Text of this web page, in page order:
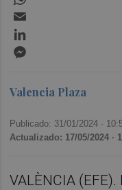
Valencia Plaza
Publicado: 31/01/2024 ·
Actualizado: 17/05/2024 ·
VALÈNCIA